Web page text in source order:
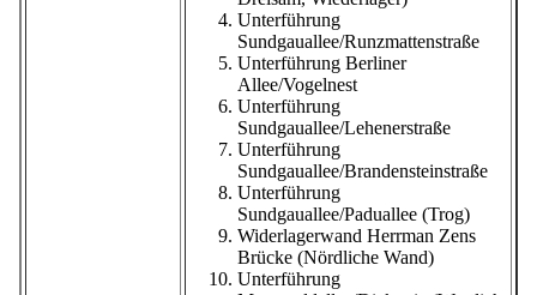
Unterführung
Sundgauallee/Runzmattenstraße
Unterführung Berliner
Allee/Vogelnest
Unterführung
Sundgauallee/Lehenerstraße
Unterführung
Sundgauallee/Brandensteinstraße
Unterführung
Sundgauallee/Paduallee (Trog)
Widerlagerwand Herrman Zens
Brücke (Nördliche Wand)
Unterführung